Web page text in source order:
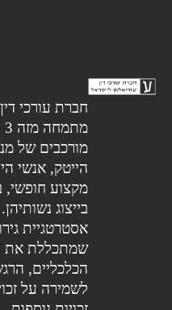
חברת עורכי
מורכבים של
הייטק, אנשי
מקצוע חופשי,
בייצוג
אסטרטגיית
שמתכללת את
הכלכליים,
לשמירה על